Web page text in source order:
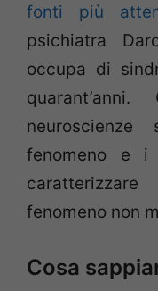
fonti più
psichiatra
occupa di
fenomeno e i
fenomeno non
Cosa